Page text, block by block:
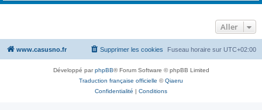
Aller
www.casusno.fr Fuseau horaire sur UTC+02:00
Supprimer les cookies
Développé parphpBB® Forum Software © phpBB Limited
Traduction française officielle ©Qiaeru
Confidentialité | Conditions